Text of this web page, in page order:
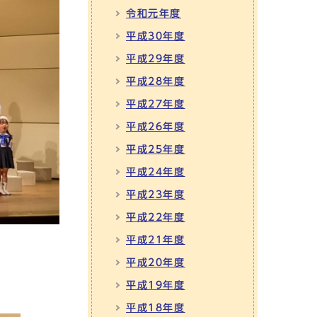
令和元年度
平成30年度
平成29年度
平成28年度
平成27年度
平成26年度
平成25年度
平成24年度
平成23年度
平成22年度
平成21年度
平成20年度
平成19年度
平成18年度